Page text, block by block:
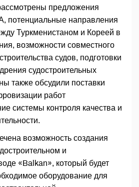
предложения
потенциальные направления
Туркменистаном и Кореей в
возможности совместного
судов, подготовки
судостроительных
также обсудили поставки
работ
системы контроля качества и
возможность создания
и
«Balkan», который будет
оборудование для